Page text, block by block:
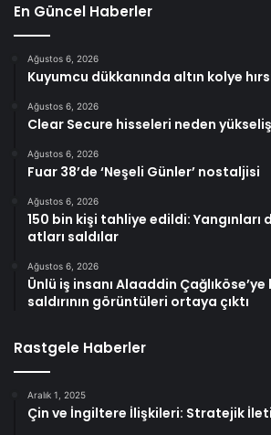
En Güncel Haberler
Ağustos 6, 2026
Kuyumcu dükkanında altın kolye
Ağustos 6, 2026
Clear Secure hisseleri neden
Ağustos 6, 2026
Fuar 38’de ‘Neşeli Günler’ nostaljisi
Ağustos 6, 2026
150 bin kişi tahliye edildi: Yangınları
atları saldılar
Ağustos 6, 2026
Ünlü iş insanı Alaaddin Çağlıköse’ye
saldırının görüntüleri ortaya çıktı
Rastgele Haberler
Aralık 1, 2025
Çin ve İngiltere İlişkileri: Stratejik